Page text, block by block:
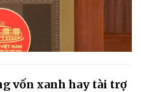
vốn xanh hay tài trợ